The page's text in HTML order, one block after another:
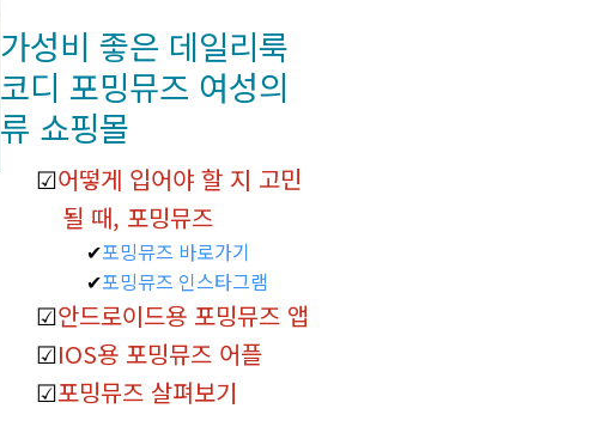
가성비 좋은 데일리룩
코디 포밍뮤즈 여성의
류 쇼핑몰
어떻게 입어야 할 지 고민
될 때, 포밍뮤즈
포밍뮤즈 바로가기
포밍뮤즈 인스타그램
안드로이드용 포밍뮤즈 앱
IOS용 포밍뮤즈 어플
포밍뮤즈 살펴보기